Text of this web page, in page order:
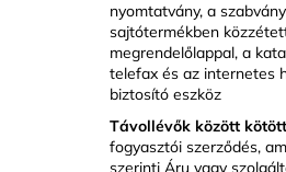
nyomtatvány, a
sajtótermékben
megrendelőlappal, a
telefax és az internetes
biztosító eszköz
Távollévők között
fogyasztói szerződés,
szerinti Áru vagy